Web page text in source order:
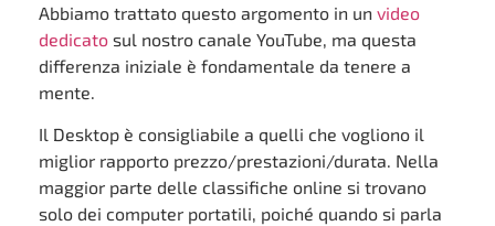
Abbiamo trattato questo argomento in un video
dedicato sul nostro canale YouTube, ma questa
differenza iniziale è fondamentale da tenere a
mente.
Il Desktop è consigliabile a quelli che vogliono il
miglior rapporto prezzo/prestazioni/durata. Nella
maggior parte delle classifiche online si trovano
solo dei computer portatili, poiché quando si parla